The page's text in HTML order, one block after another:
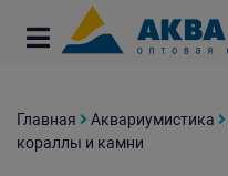
Главная Аквариумистика
кораллы и камни